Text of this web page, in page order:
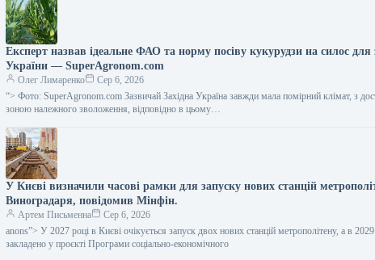
Експерт назвав ідеальне ФАО та норму посіву кукурудзи на силос для
України — SuperAgronom.com
Олег Лимаренко
Сер 6, 2026
“> Фото: SuperAgronom.com Зазвичай Західна Україна завжди мала помірний клімат, з
зоною належного зволоження, відповідно в цьому…
У Києві визначили часові рамки для запуску нових станцій
Виноградаря, повідомив Мінфін.
Артем Письменна
Сер 6, 2026
anons”> У 2027 році в Києві очікується запуск двох нових станцій метрополітену, а в
закладено у проєкті Програми соціально-економічного